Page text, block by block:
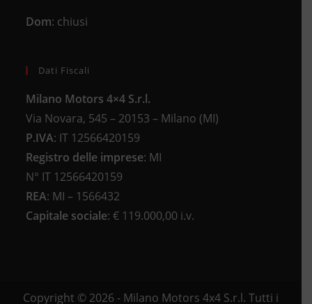
Dom: chiusi
Dati Fiscali
Milano Motors 4×4 S.r.l.
Via Novara, 545 – 20153 – Milano (MI)
P.IVA: IT 12566420159
Registro delle imprese: MI
N° IT 12566420159
REA: MI – 1566432
Capitale sociale: € 119.000,00 i.v.
Copyright © 2026 - Milano Motors 4x4 S.r.l. Tutti i